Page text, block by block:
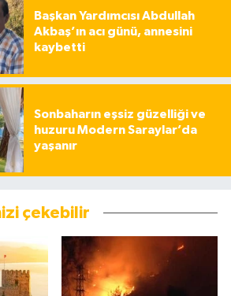
Başkan Yardımcısı Abdullah
Akbaş’ın acı günü, annesini
kaybetti
Sonbaharın eşsiz güzelliği ve
huzuru Modern Saraylar’da
yaşanır
çekebilir